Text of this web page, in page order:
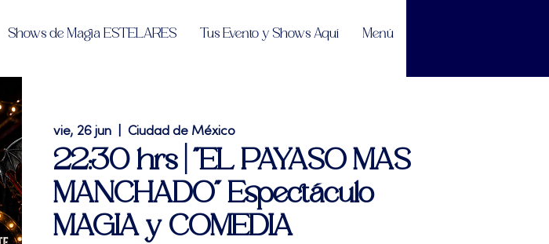
Shows de Magia ESTELARES Tus Evento y Shows Aquí Menú
vie, 26 jun Ciudad de México
22:30 hrs | "EL PAYASO MAS
MANCHADO" Espectáculo
MAGIA y COMEDIA